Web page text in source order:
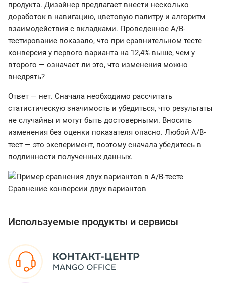
продукта. Дизайнер предлагает внести несколько
доработок в навигацию, цветовую палитру и алгоритм
взаимодействия с вкладками. Проведенное A/B-
тестирование показало, что при сравнительном тесте
конверсия у первого варианта на 12,4% выше, чем у
второго — означает ли это, что изменения можно
внедрять?
Ответ — нет. Сначала необходимо рассчитать
статистическую значимость и убедиться, что результаты
не случайны и могут быть достоверными. Вносить
изменения без оценки показателя опасно. Любой A/B-
тест — это эксперимент, поэтому сначала убедитесь в
подлинности полученных данных.
Сравнение конверсии двух вариантов
Используемые продукты и сервисы